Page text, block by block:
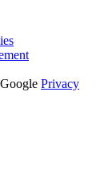
Privacy